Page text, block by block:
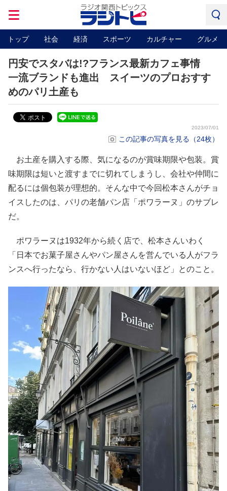
トップ 社会 経済 スポーツ カルチャー グルメ
円安でスタバは!?フランス最新カフェ事情
一流ブランドも進出 スイーツのプロおすす
めのパリ土産も
2023/07/01
この記事の写真を見る（24枚）
お土産を購入する際、気になるのが賞味期限や包装。賞
味期限は短いと渡すまでに切れてしまうし、会社や仲間に
配るには個包装が理想的。そんな中で今回松本さんがチョ
イスしたのは、パリの老舗パン店「ポワラーヌ」のサブレ
だ。
ポワラーヌは1932年から続く店で、松本さんいわく
「日本でお菓子屋さんやパン屋さんを営んでいる人がフラ
ンスへ行ったなら、行かない人はいないほど」とのこと。